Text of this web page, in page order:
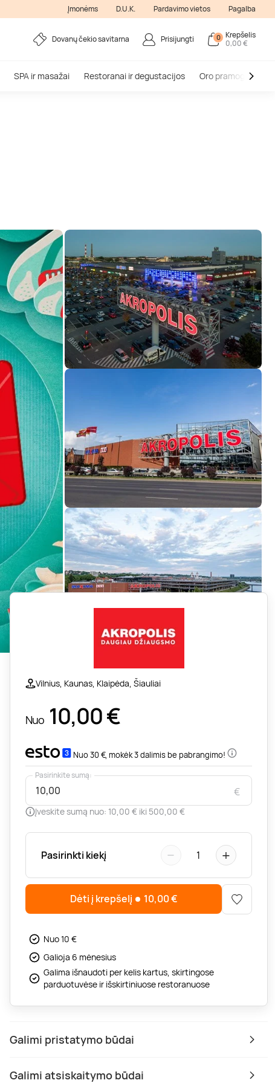
Įmonėms D.U.K. Pardavimo vietos Pagalba
Dovanų čekio savitarna Prisijungti 0 Krepšelis
0,00 €
SPA ir masažai Restoranai ir degustacijos Oro pramogos
Vilnius, Kaunas, Klaipėda, Šiauliai
Nuo 10,00€
Nuo 30 €, mokėk 3 dalimis be pabrangimo!
€
Pasirinkite sumą:
Įveskite sumą nuo: 10,00 € iki 500,00 €
Pasirinkti kiekį − 1 +
Dėti į krepšelį 10,00€
Nuo 10 €
Galioja 6 mėnesius
Galima išnaudoti per kelis kartus, skirtingose
parduotuvėse ir išskirtiniuose restoranuose
Galimi pristatymo būdai
Galimi atsiskaitymo būdai